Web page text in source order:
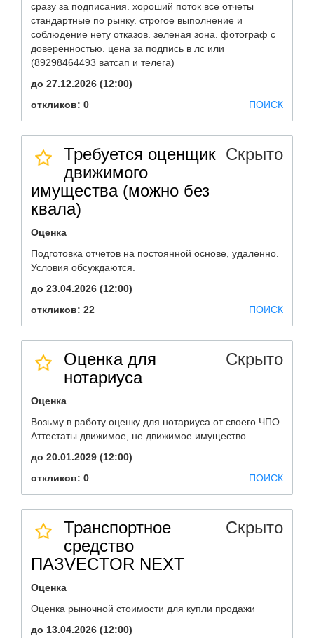
сразу за подписания. хороший поток все отчеты
стандартные по рынку. строгое выполнение и
соблюдение нету отказов. зеленая зона. фотограф с
доверенностью. цена за подпись в лс или
(89298464493 ватсап и телега)
до 27.12.2026 (12:00)
откликов: 0
ПОИСК
Требуется оценщик
движимого
имущества (можно без
квала)
Скрыто
Оценка
Подготовка отчетов на постоянной основе, удаленно.
Условия обсуждаются.
до 23.04.2026 (12:00)
откликов: 22
ПОИСК
Оценка для
нотариуса
Скрыто
Оценка
Возьму в работу оценку для нотариуса от своего ЧПО.
Аттестаты движимое, не движимое имущество.
до 20.01.2029 (12:00)
откликов: 0
ПОИСК
Транспортное
средство
ПАЗVECTOR NEXT
Скрыто
Оценка
Оценка рыночной стоимости для купли продажи
до 13.04.2026 (12:00)